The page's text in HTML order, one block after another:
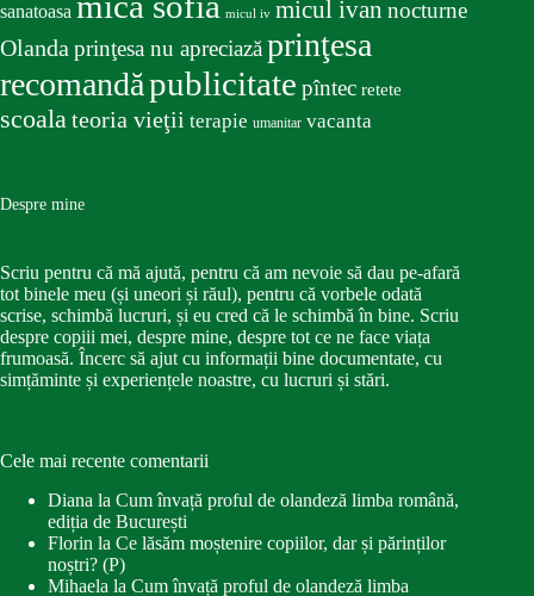
sanatoasa
micul iv micul ivan nocturne
Olandaprinţesa nu apreciazăprinţesa
recomandăpublicitate pîntec retete
scoalateoria vieţii terapie umanitar vacanta
Despre mine
Scriu pentru că mă ajută, pentru că am nevoie să dau pe-afară
tot binele meu (și uneori și răul), pentru că vorbele odată
scrise, schimbă lucruri, și eu cred că le schimbă în bine. Scriu
despre copiii mei, despre mine, despre tot ce ne face viața
frumoasă. Încerc să ajut cu informații bine documentate, cu
simțăminte și experiențele noastre, cu lucruri și stări.
Cele mai recente comentarii
Diana la Cum învață proful de olandeză limba română,
ediția de București
Florin la Ce lăsăm moștenire copiilor, dar și părinților
noștri? (P)
Mihaela la Cum învață proful de olandeză limba